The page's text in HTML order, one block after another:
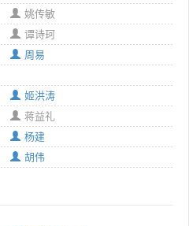
姚传敏
谭诗珂
周易
姬洪涛
蒋益礼
杨建
胡伟